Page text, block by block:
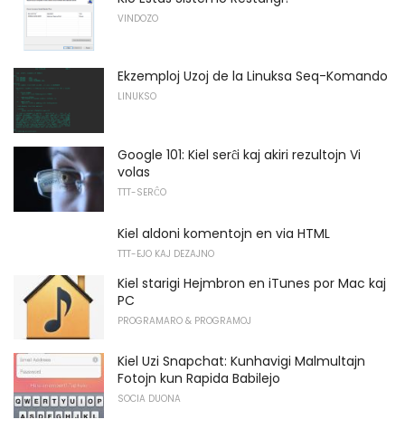
VINDOZO
Ekzemploj Uzoj de la Linuksa Seq-Komando
LINUKSO
Google 101: Kiel serĉi kaj akiri rezultojn Vi
volas
TTT-SERĈO
Kiel aldoni komentojn en via HTML
TTT-EJO KAJ DEZAJNO
Kiel starigi Hejmbron en iTunes por Mac kaj
PC
PROGRAMARO & PROGRAMOJ
Kiel Uzi Snapchat: Kunhavigi Malmultajn
Fotojn kun Rapida Babilejo
SOCIA DUONA